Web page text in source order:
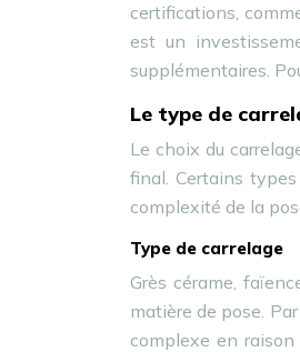
certifications,
est un
supplémentaires.
Le type de
Le choix du
final. Certains
complexité de la
Type de carrelage
Grès cérame,
matière de pose.
complexe en